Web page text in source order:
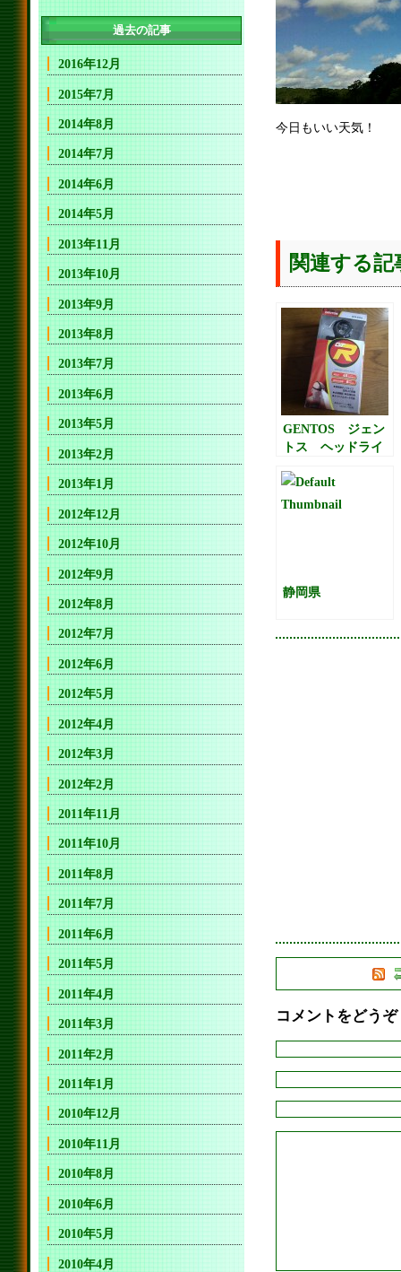
今日もいい天気！
関連する記
GENTOS ジェン
トス ヘッドライ
レビュー
静岡県
コメントをどうぞ
過去の記事
2016年12月
2015年7月
2014年8月
2014年7月
2014年6月
2014年5月
2013年11月
2013年10月
2013年9月
2013年8月
2013年7月
2013年6月
2013年5月
2013年2月
2013年1月
2012年12月
2012年10月
2012年9月
2012年8月
2012年7月
2012年6月
2012年5月
2012年4月
2012年3月
2012年2月
2011年11月
2011年10月
2011年8月
2011年7月
2011年6月
2011年5月
2011年4月
2011年3月
2011年2月
2011年1月
2010年12月
2010年11月
2010年8月
2010年6月
2010年5月
2010年4月